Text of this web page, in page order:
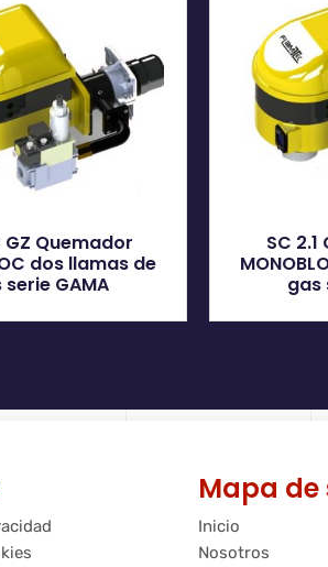
GZ Quemador
dos llamas de
serie GAMA
SC
gas
Mapa de
Inicio
Nosotros